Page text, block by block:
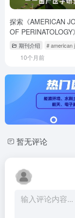
探索《AMERICAN
OF
产医学研究者的发表指
期刊介绍 # american
10个月前
暂无评论